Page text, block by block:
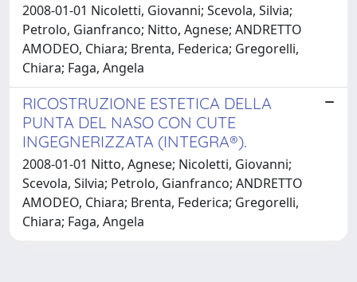
2008-01-01 Nicoletti, Giovanni; Scevola, Silvia;
Petrolo, Gianfranco; Nitto, Agnese; ANDRETTO
AMODEO, Chiara; Brenta, Federica; Gregorelli,
Chiara; Faga, Angela
RICOSTRUZIONE ESTETICA DELLA
PUNTA DEL NASO CON CUTE
INGEGNERIZZATA (INTEGRA®).
2008-01-01 Nitto, Agnese; Nicoletti, Giovanni;
Scevola, Silvia; Petrolo, Gianfranco; ANDRETTO
AMODEO, Chiara; Brenta, Federica; Gregorelli,
Chiara; Faga, Angela